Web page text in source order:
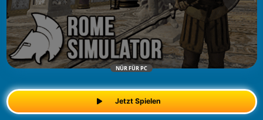
NÜR FÜR PC
Jetzt Spielen